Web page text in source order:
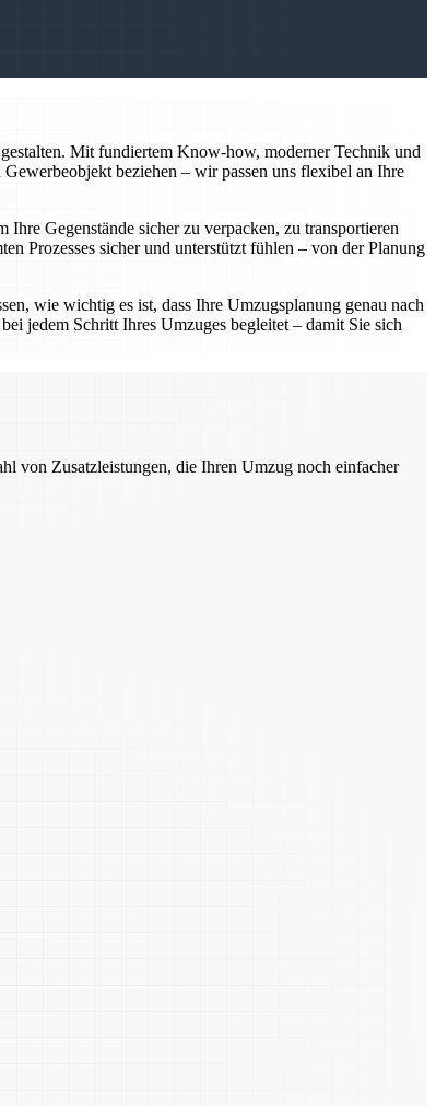
Mit fundiertem Know-how, moderner Technik und
beziehen – wir passen uns flexibel an Ihre
Gegenstände sicher zu verpacken, zu transportieren
Prozesses sicher und unterstützt fühlen – von der Planung
wie wichtig es ist, dass Ihre Umzugsplanung genau nach
jedem Schritt Ihres Umzuges begleitet – damit Sie sich
von Zusatzleistungen, die Ihren Umzug noch einfacher